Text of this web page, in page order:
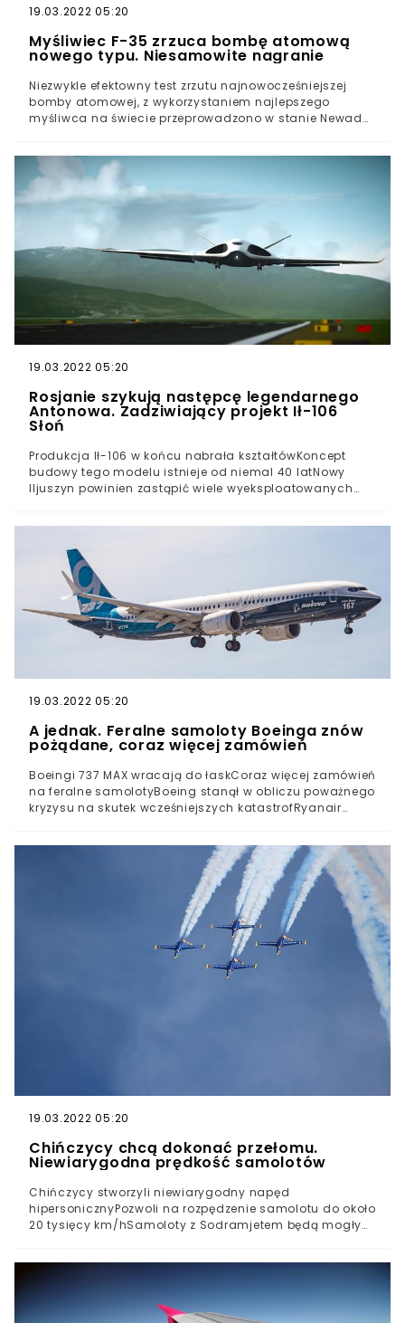
19.03.2022 05:20
Myśliwiec F-35 zrzuca bombę atomową
nowego typu. Niesamowite nagranie
Niezwykle efektowny test zrzutu najnowocześniejszej
bomby atomowej, z wykorzystaniem najlepszego
myśliwca na świecie przeprowadzono w stanie Newada.
19.03.2022 05:20
Rosjanie szykują następcę legendarnego
Antonowa. Zadziwiający projekt Ił-106
Słoń
Produkcja Ił-106 w końcu nabrała kształtówKoncept
budowy tego modelu istnieje od niemal 40 latNowy
Iljuszyn powinien zastąpić wiele wyeksploatowanych
proces przygotowania. Pierwsze projekty zadebiutowały
w latach 80-tych. Już wtedy samolot był szykowany na
zastępstwo dla Ił-76 i An-22.
19.03.2022 05:20
A jednak. Feralne samoloty Boeinga znów
pożądane, coraz więcej zamówień
Boeingi 737 MAX wracają do łaskCoraz więcej zamówień
na feralne samolotyBoeing stanął w obliczu poważnego
kryzysu na skutek wcześniejszych katastrofRyanair
służby. Samolot, który przez lata był kreowany na nad
wyraz bezpieczny, uległ poważnym katastrofom. Z
czasem wycofano go ze służby, jednak teraz wiemy, że
modele te najpewniej już od następnego sezonu będą o
19.03.2022 05:20
Chińczycy chcą dokonać przełomu.
Niewiarygodna prędkość samolotów
Chińczycy stworzyli niewiarygodny napęd
hipersonicznyPozwoli na rozpędzenie samolotu do około
20 tysięcy km/hSamoloty z Sodramjetem będą mogły
międzynarodowego. Zresztą nie tylko, bo nawet w Polsce
niekiedy lepiej polecieć z Warszawy do Szczecina niż